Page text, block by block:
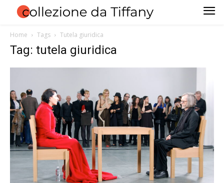
Home Tags Tutela giuridica
Tag: tutela giuridica